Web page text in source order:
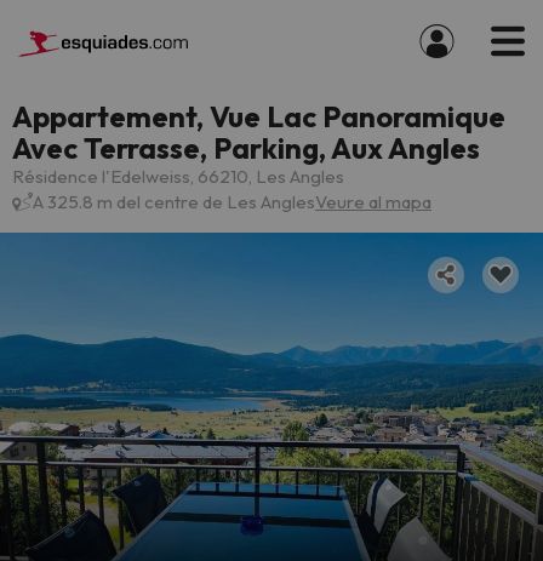
Appartement, Vue Lac Panoramique
Avec Terrasse, Parking, Aux Angles
Résidence l'Edelweiss, 66210, Les Angles
A 325.8 m del centre de Les AnglesVeure al mapa